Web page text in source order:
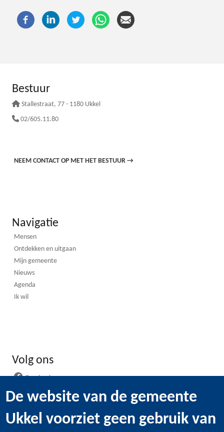
Bestuur
Stallestraat, 77 - 1180 Ukkel
02/605.11.80
NEEM CONTACT OP MET HET BESTUUR →
Navigatie
Mensen
Ontdekken en uitgaan
Mijn gemeente
Nieuws
Agenda
Ik wil
Volg ons
Instagram
WhatsApp
De website van de gemeente
Ukkel voorziet geen gebruik van